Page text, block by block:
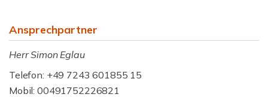
Ansprechpartner
Herr Simon Eglau
Telefon: +49 7243 601855 15
Mobil: 00491752226821